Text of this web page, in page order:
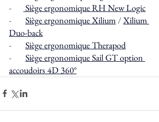
-
Siège ergonomique RH New Logic
- Siège ergonomique Xilium / Xilium
Duo-back
- Siège ergonomique Therapod
- Siège ergonomique Sail GT option
accoudoirs 4D 360°